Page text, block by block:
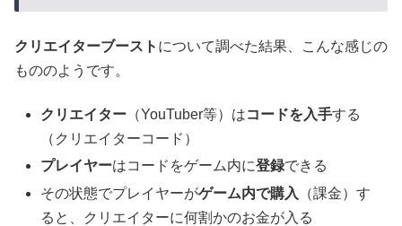
クリエイターブースト について調べた結果、こんな感じの
もののようです。
クリエイター （YouTuber等）はコードを入手する
（クリエイターコード）
プレイヤーはコードをゲーム内に登録できる
その状態でプレイヤーがゲーム内で購入
（課金）す
ると、クリエイターに何割かのお金が入る